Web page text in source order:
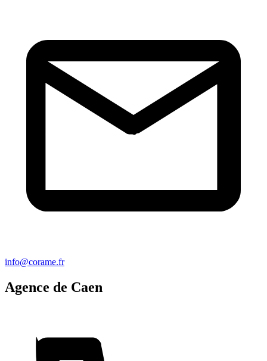
info@corame.fr
Agence de Caen